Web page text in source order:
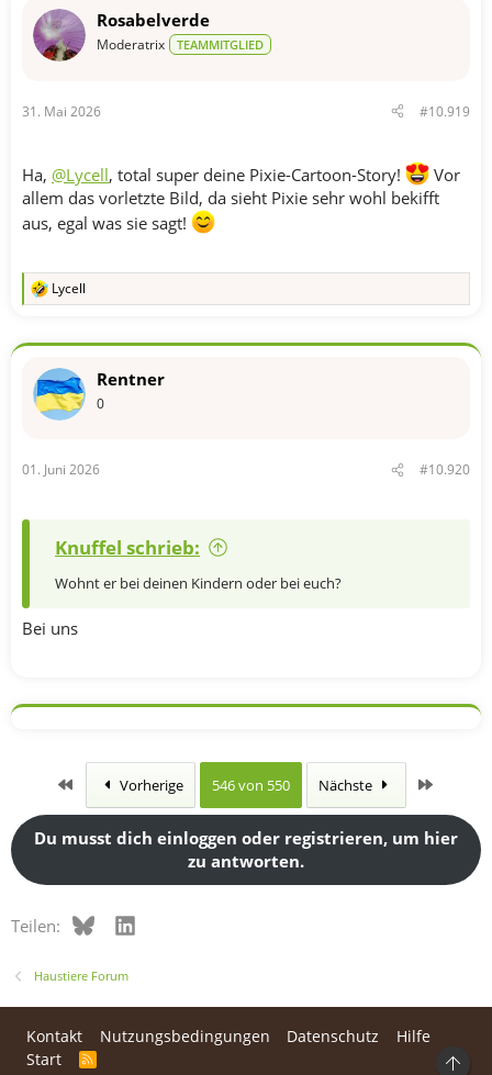
o
:
Rosabelverde
Moderatrix TEAMMITGLIED
31. Mai 2026 #10.919
Ha, @Lycell, total super deine Pixie-Cartoon-Story!
Vor
allem das vorletzte Bild, da sieht Pixie sehr wohl bekifft
aus, egal was sie sagt!
R
k
o
:
Lycell
Rentner
0
01. Juni 2026 #10.920
Knuffel schrieb:
Wohnt er bei deinen Kindern oder bei euch?
Bei uns
Erste Vorherige 546 von 550 Nächste
Du musst dich einloggen oder registrieren, um hier
zu antworten.
Teilen: BlueskyLinkedIn
Haustiere Forum
Kontakt Nutzungsbedingungen Datenschutz
Hilfe
Start
R